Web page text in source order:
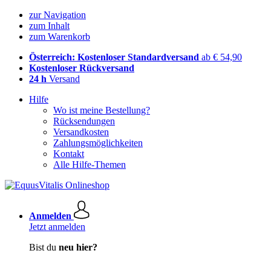
zur Navigation
zum Inhalt
zum Warenkorb
Österreich: Kostenloser Standardversand ab € 54,90
Kostenloser Rückversand
24 h Versand
Hilfe
Wo ist meine Bestellung?
Rücksendungen
Versandkosten
Zahlungsmöglichkeiten
Kontakt
Alle Hilfe-Themen
Anmelden
Jetzt anmelden
Bist du neu hier?